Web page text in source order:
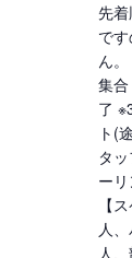
先
で
ん
集
了
ト(
タ
ー
【
人
人